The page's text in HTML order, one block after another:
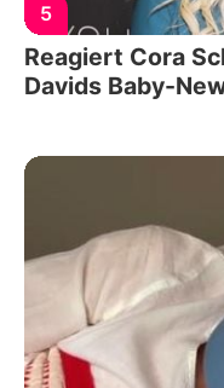
5
Reagiert Cora
Davids Baby-